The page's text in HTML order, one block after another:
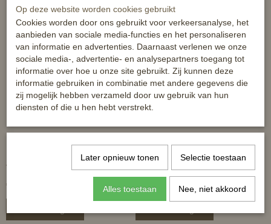
HKM flextrainers Comfort -
voor shet en minishet
€ 25,99
HB Peesset SHET en
€ 27,50
Op deze website worden cookies gebruikt
Cookies worden door ons gebruikt voor verkeersanalyse, het
aanbieden van sociale media-functies en het personaliseren
van informatie en advertenties. Daarnaast verlenen we onze
sociale media-, advertentie- en analysepartners toegang tot
informatie over hoe u onze site gebruikt. Zij kunnen deze
informatie gebruiken in combinatie met andere gegevens die
zij mogelijk hebben verzameld door uw gebruik van hun
diensten of die u hen hebt verstrekt.
Later opnieuw tonen Selectie toestaan
Alles toestaan Nee, niet akkoord